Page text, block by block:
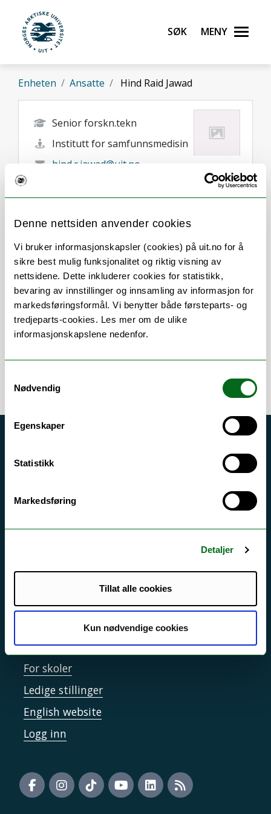
Denne nettsiden anvender cookies
Vi bruker informasjonskapsler (cookies) på uit.no for å
sikre best mulig funksjonalitet og riktig visning av
nettsidene. Dette inkluderer cookies for statistikk,
bevaring av innstillinger og innsamling av informasjon for
markedsføringsformål. Vi benytter både førsteparts- og
tredjeparts-cookies. Les mer om de ulike
informasjonskapslene nedenfor.
Nødvendig
Egenskaper
Statistikk
Markedsføring
Detaljer
Tillat alle cookies
Kun nødvendige cookies
Gå til hovedinnhold
UiT Norges arktiske universitet
Søk Meny
Enheten Ansatte Hind Raid Jawad
Senior forskn.tekn
Institutt for samfunnsmedisin
hind.r.jawad@uit.no
Om Forskning og undervisning
Error rendering component
Si ifra!
Personvern ved UiT
Sikkerhet, beredskap og personvern
Tilgjengelighetserklæring
Kontakt UiT
For media
For skoler
Ledige stillinger
English website
Logg inn